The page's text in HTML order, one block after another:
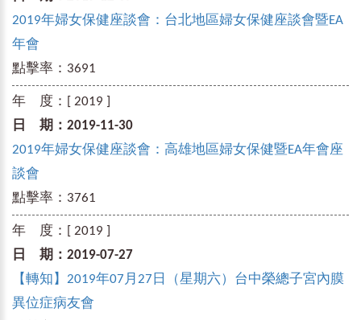
2019年婦女保健座談會：台北地區婦女保健座談會暨EA
年會
點擊率： 3691
年 度： [ 2019 ]
日 期： 2019-11-30
2019年婦女保健座談會：高雄地區婦女保健暨EA年會座
談會
點擊率： 3761
年 度： [ 2019 ]
日 期： 2019-07-27
【轉知】2019年07月27日（星期六）台中榮總子宮內膜
異位症病友會